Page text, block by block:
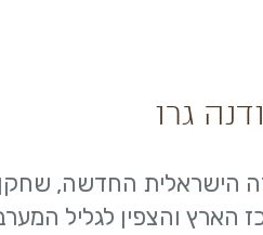
גרו
הישראלית החדשה, שחקן
של 30 שנה במרכז הארץ והצפין